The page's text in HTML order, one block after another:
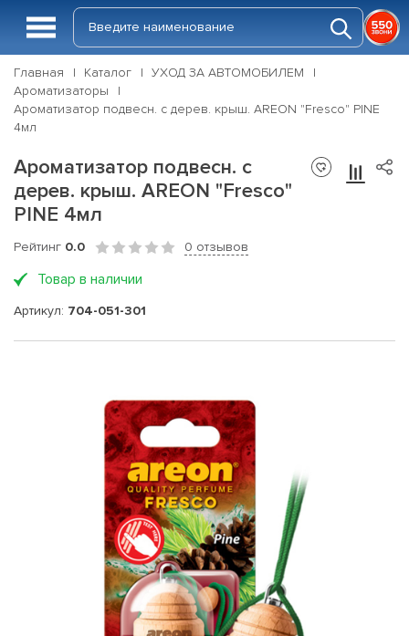
Главная Каталог
УХОД ЗА АВТОМОБИЛЕМ
Ароматизаторы
Ароматизатор подвесн. с дерев. крыш. AREON "Fresco" PINE
4мл
Ароматизатор подвесн. с
дерев. крыш. AREON "Fresco"
PINE 4мл
Рейтинг 0.0 0 отзывов
Товар в наличии
Артикул: 704-051-301